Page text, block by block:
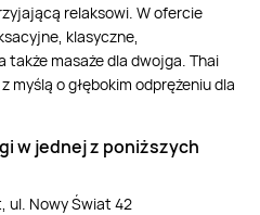
relaksowi. W ofercie
klasyczne,
masaże dla dwojga. Thai
myślą o głębokim odprężeniu dla
w jednej z poniższych
ul. Nowy Świat 42